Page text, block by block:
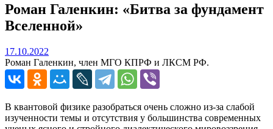
Роман Галенкин: «Битва за фундамент
Вселенной»
17.10.2022
Роман Галенкин, член МГО КПРФ и ЛКСМ РФ.
В квантовой физике разобраться очень сложно из-за слабой
изученности темы и отсутствия у большинства современных